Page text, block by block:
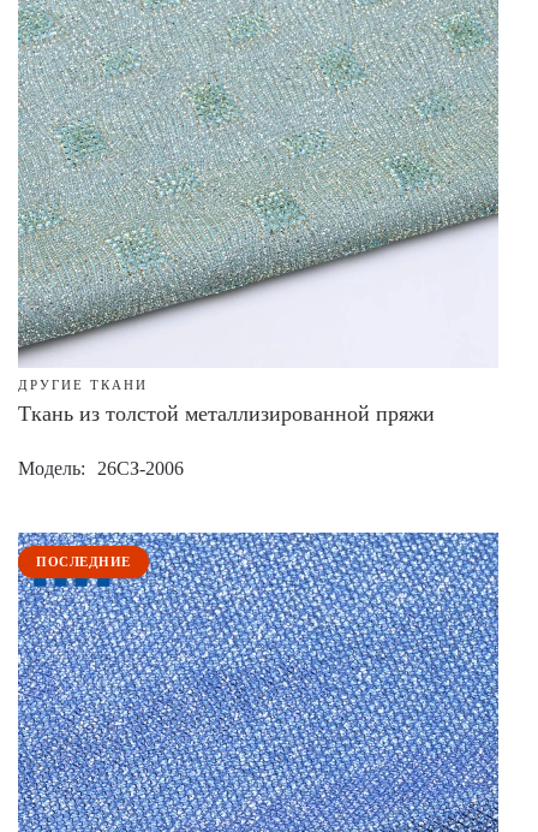
ДРУГИЕ ТКАНИ
Ткань из толстой металлизированной пряжи
Модель 26СЗ-2006
ПОСЛЕДНИЕ